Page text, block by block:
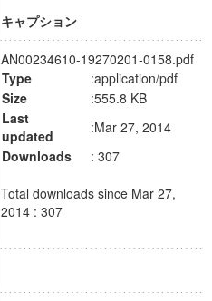
キャプション
AN00234610-19270201-0158.pdf
Type
:application/pdf
Size
:555.8 KB
Last
updated
:Mar 27, 2014
Downloads
: 307
Total downloads since Mar 27,
2014 : 307